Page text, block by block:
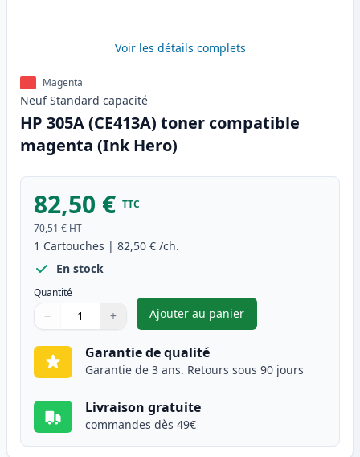
Voir les détails complets
Magenta
Neuf Standard capacité
HP 305A (CE413A) toner compatible
magenta (Ink Hero)
82,50 € TTC
70,51 € HT
1 Cartouches | 82,50 € /ch.
En stock
Quantité
Quantité
Utilisez les boutons pour ajuster
− +
Quantité
Ajouter au panier
,HP 305A (CE413A) toner
Garantie de qualité
Garantie de 3 ans. Retours sous 90 jours
Livraison gratuite
commandes dès 49€